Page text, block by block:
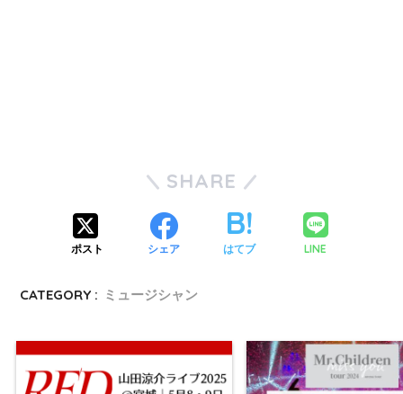
SHARE
ポスト シェア はてブ LINE
CATEGORY : ミュージシャン